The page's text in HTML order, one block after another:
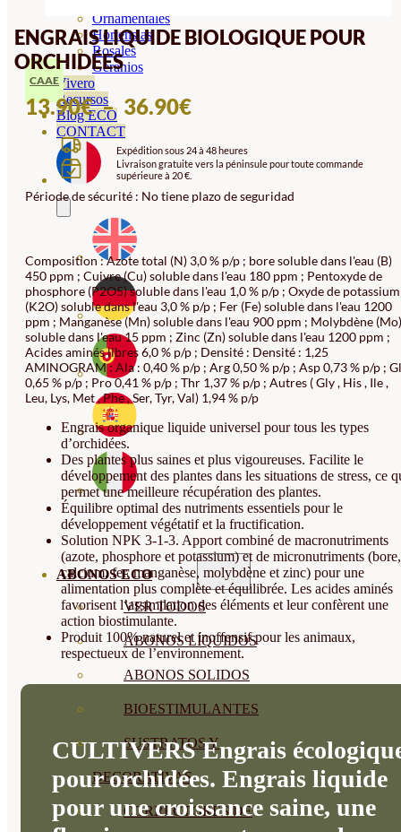
Ornamentales
Hortensias
Rosales
Geranios
Vivero
Recursos
Blog ECO
CONTACT
ABONOS ECO
VER TODOS
ABONOS LÍQUIDOS
ABONOS SOLIDOS
BIOESTIMULANTES
SUSTRATOS Y
DECORATIVAS
CORRECTORES DE
ENGRAIS LIQUIDE BIOLOGIQUE POUR
ORCHIDÉES
CAAE
13.90€– 36.90€PLAGE
PRIX :
13.90€
À
Expédition sous 24 à 48 heures
Livraison gratuite vers la péninsule pour toute commande
supérieure à 20 €.
Période de sécurité : No tiene plazo de seguridad
Composition : Azote total (N) 3,0 % p/p ; bore soluble dans l'eau (B)
450 ppm ; Cuivre (Cu) soluble dans l'eau 180 ppm ; Pentoxyde de
phosphore (P2O5) soluble dans l'eau 1,0 % p/p ; Oxyde de potassium
(K2O) soluble dans l'eau 3,0 % p/p ; Fer (Fe) soluble dans l'eau 1200
ppm ; Manganèse (Mn) soluble dans l'eau 900 ppm ; Molybdène (Mo)
soluble dans l'eau 15 ppm ; Zinc (Zn) soluble dans l'eau 1200 ppm ;
Acides aminés libres 6,0 % p/p ; Densité : Densité : 1,25
AMINOGRAM : Ala : 0,40 % p/p ; Arg 0,50 % p/p ; Asp 0,73 % p/p ;
0,65 % p/p ; Pro 0,41 % p/p ; Thr 1,37 % p/p ; Autres ( Gly , His , Ile ,
Leu, Lys, Met , Phe , Ser, Tyr, Val) 1,94 % p/p
Engrais organique liquide universel pour tous les types
d’orchidées.
Des plantes plus saines et plus vigoureuses. Facilite le
développement des plantes dans les situations de stress, ce
permet une meilleure récupération des plantes.
Équilibre optimal des nutriments essentiels pour le
développement végétatif et la fructification.
Solution NPK 3-1-3. Apport combiné de macronutriments
(azote, phosphore et potassium) et de micronutriments (bore,
calcium, fer, manganèse, molybdène et zinc) pour une
alimentation plus complète et équilibrée. Les acides aminés
favorisent l’assimilation des éléments et leur confèrent une
action biostimulante.
Produit 100% naturel et inoffensif pour les animaux,
respectueux de l’environnement.
CULTIVERS Engrais
pour orchidées. Engrais liquide
pour une croissance saine, une